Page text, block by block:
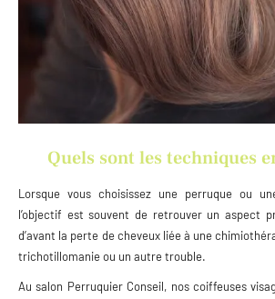
Quels sont les techniques
Lorsque vous choisissez une perruque ou
l’objectif est souvent de retrouver un aspect
d’avant la perte de cheveux liée à une
trichotillomanie ou un autre trouble.
Au salon Perruquier Conseil, nos coiffeuses